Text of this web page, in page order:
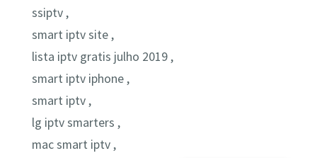
ssiptv ,
smart iptv site ,
lista iptv gratis julho 2019 ,
smart iptv iphone ,
smart iptv ,
lg iptv smarters ,
mac smart iptv ,